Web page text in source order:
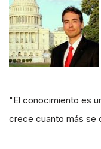
"El conocimiento es
crece cuanto más se